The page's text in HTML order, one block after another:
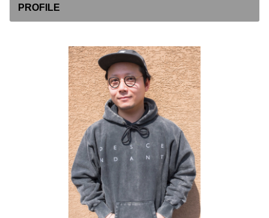
PROFILE